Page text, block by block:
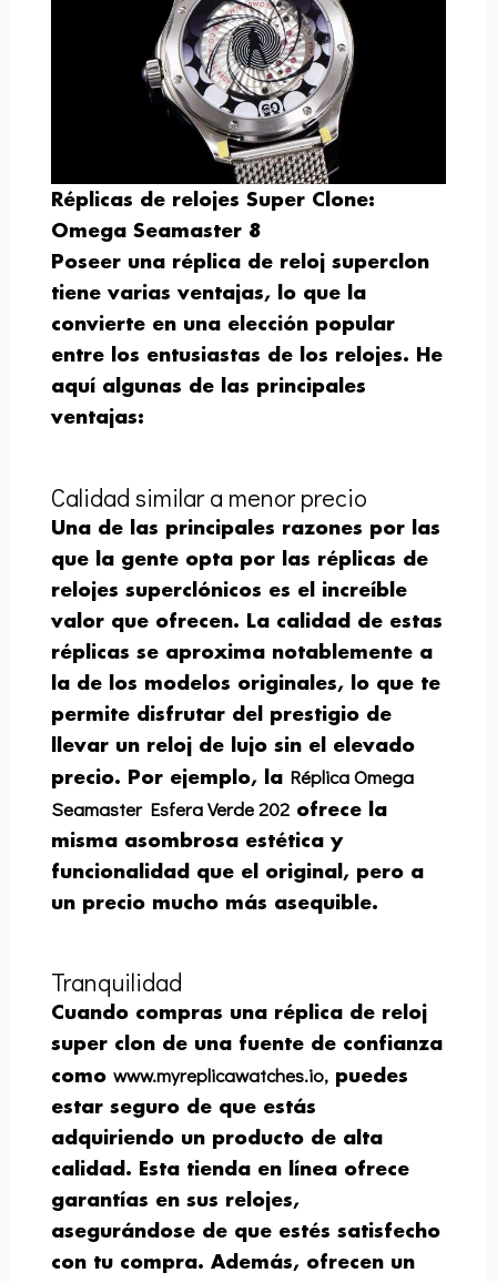
Réplicas de relojes Super Clone:
Omega Seamaster 8
Poseer una réplica de reloj superclon
tiene varias ventajas, lo que la
convierte en una elección popular
entre los entusiastas de los relojes. He
aquí algunas de las principales
ventajas:
Calidad similar a menor precio
Una de las principales razones por las
que la gente opta por las réplicas de
relojes superclónicos es el increíble
valor que ofrecen. La calidad de estas
réplicas se aproxima notablemente a
la de los modelos originales, lo que te
permite disfrutar del prestigio de
llevar un reloj de lujo sin el elevado
precio. Por ejemplo, la Réplica Omega
Seamaster Esfera Verde 202 ofrece la
misma asombrosa estética y
funcionalidad que el original, pero a
un precio mucho más asequible.
Tranquilidad
Cuando compras una réplica de reloj
super clon de una fuente de confianza
comowww.myreplicawatches.io, puedes
estar seguro de que estás
adquiriendo un producto de alta
calidad. Esta tienda en línea ofrece
garantías en sus relojes,
asegurándose de que estés satisfecho
con tu compra. Además, ofrecen un